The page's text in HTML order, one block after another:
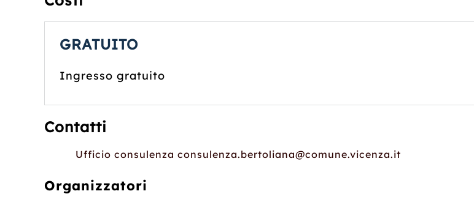
GRATUITO
Ingresso gratuito
Contatti
Ufficio consulenza consulenza.bertoliana@comune.vicenza.it
Organizzatori